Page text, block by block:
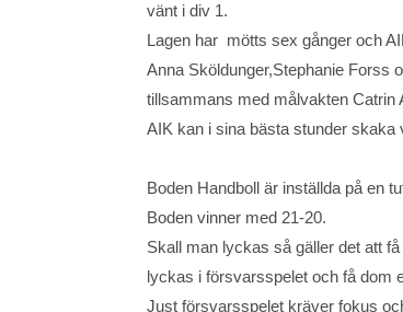
vänt i div 1.
Lagen har mötts sex gånger och
Anna Sköldunger,Stephanie Forss
tillsammans med målvakten Catrin
AIK kan i sina bästa stunder
Boden Handboll är inställda på en
Boden vinner med 21-20.
Skall man lyckas så gäller det att
lyckas i försvarsspelet och få dom
Just försvarsspelet kräver fokus